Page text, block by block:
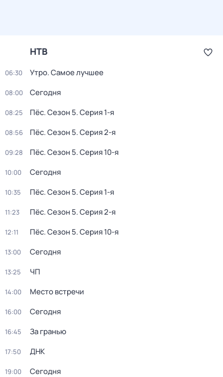
НТВ
06:30 Утро. Самое лучшее
08:00 Сегодня
08:25 Пёс. Сезон 5. Серия 1-я
08:56 Пёс. Сезон 5. Серия 2-я
09:28 Пёс. Сезон 5. Серия 10-я
10:00 Сегодня
10:35 Пёс. Сезон 5. Серия 1-я
11:23 Пёс. Сезон 5. Серия 2-я
12:11 Пёс. Сезон 5. Серия 10-я
13:00 Сегодня
13:25 ЧП
14:00 Место встречи
16:00 Сегодня
16:45 За гранью
17:50 ДНК
19:00 Сегодня